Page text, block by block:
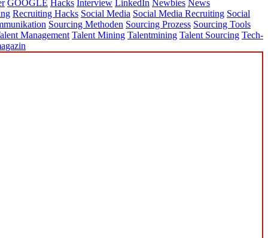
GOOGLE Hacks Interview LinkedIn Newbies News
Recruiting Hacks Social Media Social Media Recruiting Social
Sourcing Methoden Sourcing Prozess Sourcing Tools
Management Talent Mining Talentmining Talent Sourcing Tech-